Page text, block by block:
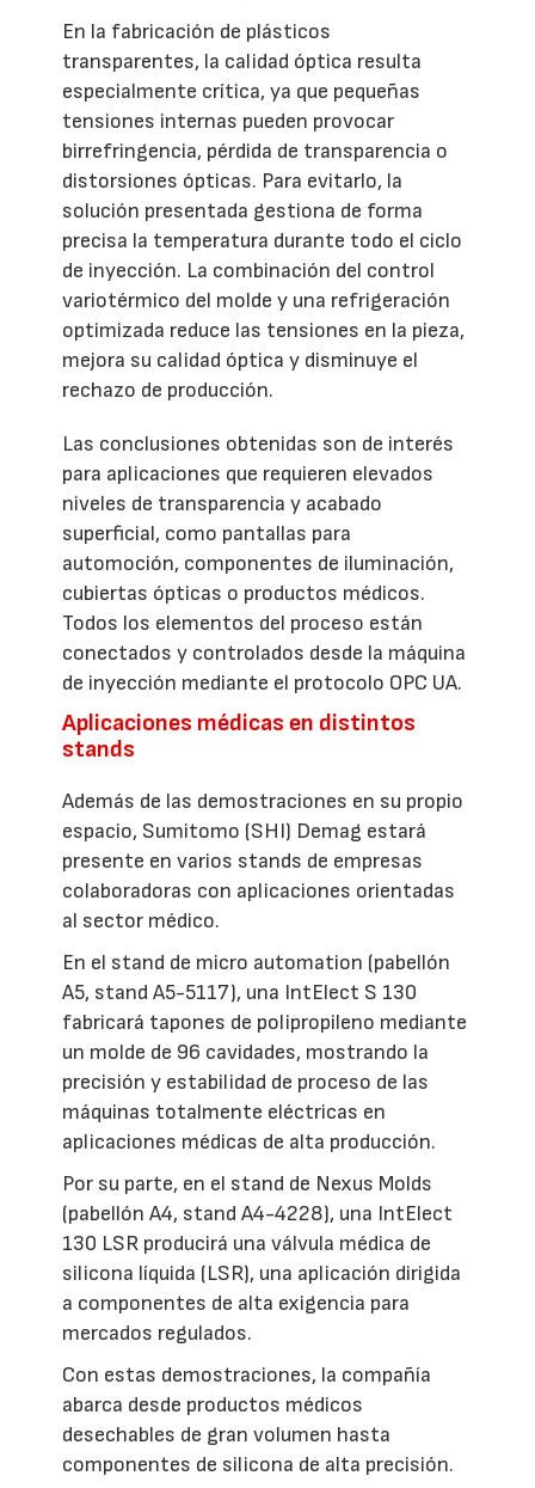
En la fabricación de plásticos
transparentes, la calidad óptica resulta
especialmente crítica, ya que pequeñas
tensiones internas pueden provocar
birrefringencia, pérdida de transparencia o
distorsiones ópticas. Para evitarlo, la
solución presentada gestiona de forma
precisa la temperatura durante todo el ciclo
de inyección. La combinación del control
variotérmico del molde y una refrigeración
optimizada reduce las tensiones en la pieza,
mejora su calidad óptica y disminuye el
rechazo de producción.
Las conclusiones obtenidas son de interés
para aplicaciones que requieren elevados
niveles de transparencia y acabado
superficial, como pantallas para
automoción, componentes de iluminación,
cubiertas ópticas o productos médicos.
Todos los elementos del proceso están
conectados y controlados desde la máquina
de inyección mediante el protocolo OPC UA.
Aplicaciones médicas en distintos
stands
Además de las demostraciones en su propio
espacio, Sumitomo (SHI) Demag estará
presente en varios stands de empresas
colaboradoras con aplicaciones orientadas
al sector médico.
En el stand de micro automation (pabellón
A5, stand A5-5117), una IntElect S 130
fabricará tapones de polipropileno mediante
un molde de 96 cavidades, mostrando la
precisión y estabilidad de proceso de las
máquinas totalmente eléctricas en
aplicaciones médicas de alta producción.
Por su parte, en el stand de Nexus Molds
(pabellón A4, stand A4-4228), una IntElect
130 LSR producirá una válvula médica de
silicona líquida (LSR), una aplicación dirigida
a componentes de alta exigencia para
mercados regulados.
Con estas demostraciones, la compañía
abarca desde productos médicos
desechables de gran volumen hasta
componentes de silicona de alta precisión.